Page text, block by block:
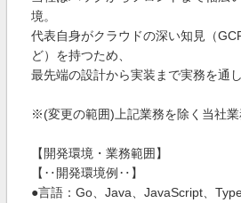
境。
代表自身がクラウドの深い知見（
ど）を持つため、
最先端の設計から実装まで実務を通
※(変更の範囲)上記業務を除く当社
【開発環境・業務範囲】
【‥開発環境例‥】
●言語：Go、Java、JavaScript、